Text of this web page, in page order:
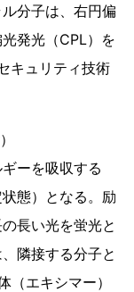
分子は、右円偏
発光（CPL）を
キュリティ技術
ーを吸収する
態）となる。励
長い光を蛍光と
隣接する分子と
エキシマー）